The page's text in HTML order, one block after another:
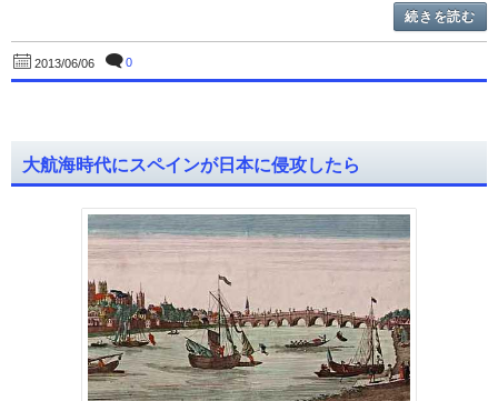
続きを読む
2013/06/06 0
大航海時代にスペインが日本に侵攻したら